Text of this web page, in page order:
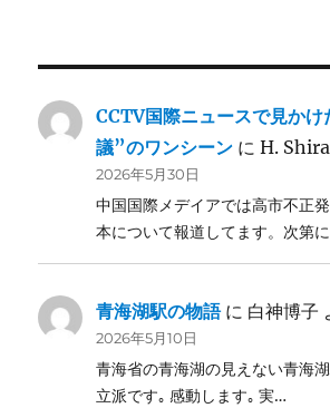
CCTV国際ニュースで見か
議”のワンシーン にH.
2026年5月30日
中国国際メデイアでは高市不正
本について報道してます。次第
青海湖駅の物語に 白神博子
2026年5月10日
青海省の青海湖の見えない青海
立派です｡ 感動します｡ 実…